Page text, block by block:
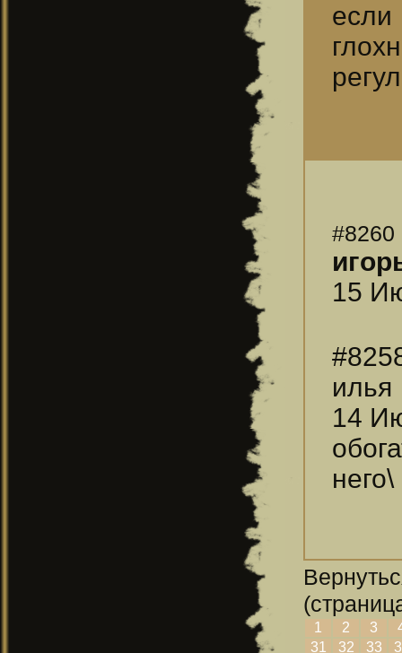
#8260
15
илья
14
1 2 3
31
32 33